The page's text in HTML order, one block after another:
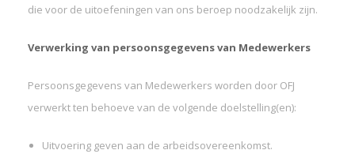
die voor de uitoefeningen van ons beroep noodzakelijk zijn.
Verwerking van persoonsgegevens van Medewerkers
Persoonsgegevens van Medewerkers worden door OFJ
verwerkt ten behoeve van de volgende doelstelling(en):
Uitvoering geven aan de arbeidsovereenkomst.